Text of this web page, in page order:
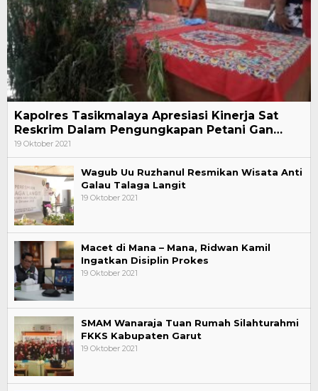
Kapolres Tasikmalaya Apresiasi Kinerja Sat
Reskrim Dalam Pengungkapan Petani Gan…
19 Oktober 2021
Wagub Uu Ruzhanul Resmikan Wisata Anti
Galau Talaga Langit
19 Oktober 2021
Macet di Mana – Mana, Ridwan Kamil
Ingatkan Disiplin Prokes
19 Oktober 2021
SMAM Wanaraja Tuan Rumah Silahturahmi
FKKS Kabupaten Garut
19 Oktober 2021